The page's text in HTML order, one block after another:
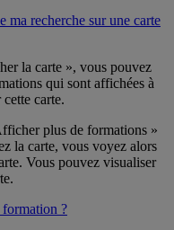
ma recherche sur une carte
la carte », vous pouvez
qui sont affichées à
carte.
plus de formations »
la carte, vous voyez alors
Vous pouvez visualiser
formation ?